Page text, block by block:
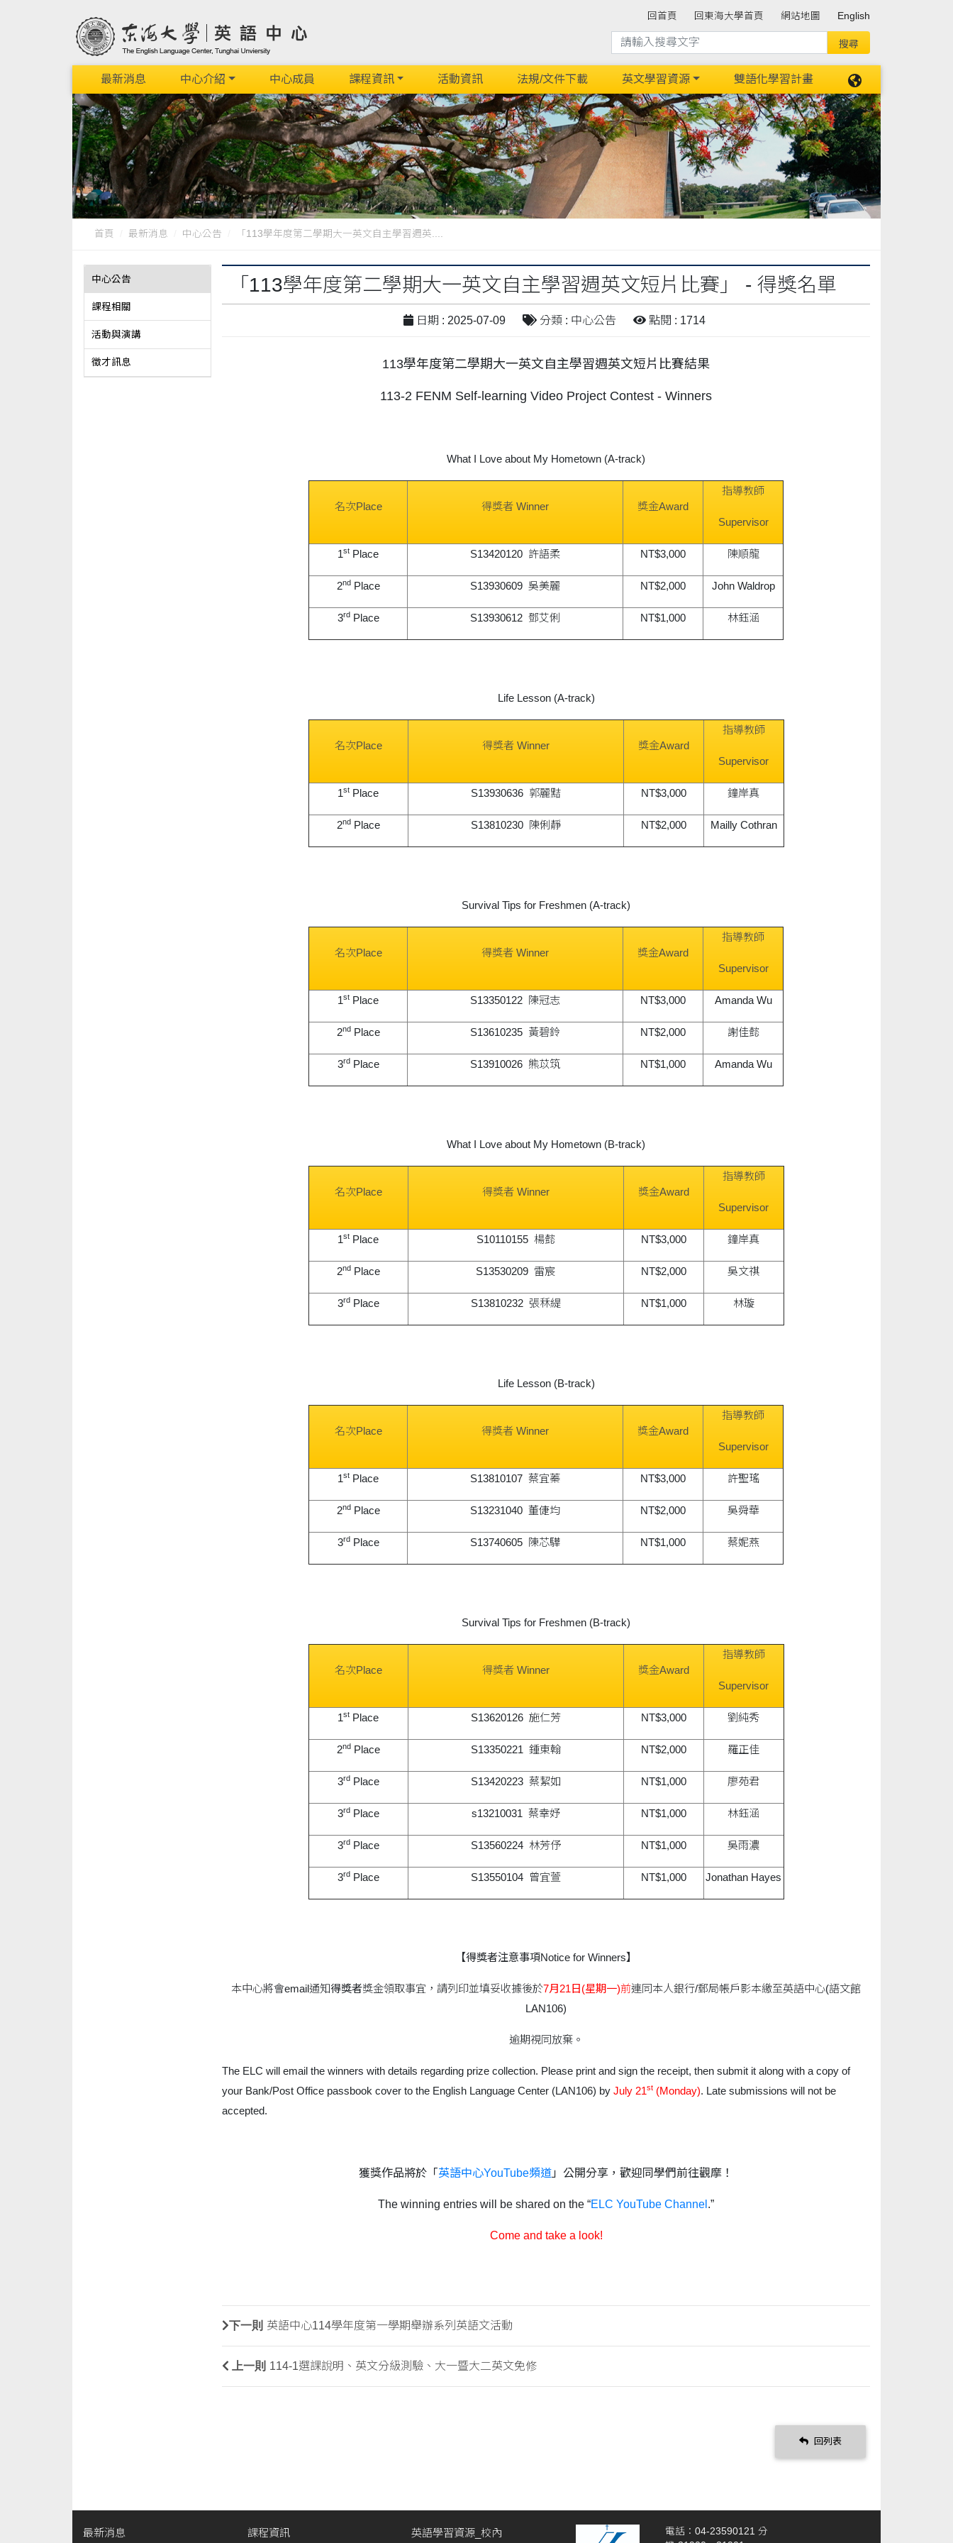
回首頁 回東海大學首頁 網站地圖 English
最新消息 中心介紹 中心成員 課程資訊 活動資訊 法規/文件下載 英文學習資源 雙語化學習計畫
首頁 最新消息 中心公告 「113學年度第二學期大一英文自主學習週英....
中心公告
課程相關
活動與演講
徵才訊息
「113學年度第二學期大一英文自主學習週英文短片比賽」 - 得獎名單
日期 : 2025-07-09 分類 : 中心公告 點閱 : 1714
113學年度第二學期大一英文自主學習週英文短片比賽結果
113-2 FENM Self-learning Video Project Contest - Winners
What I Love about My Hometown (A-track)
名次Place 得獎者 Winner 獎金Award
指導教師
Supervisor
1st Place S13420120 許語柔 NT$3,000 陳順龍
2ndPlace S13930609 吳美麗 NT$2,000 John Waldrop
3rdPlace S13930612 鄧艾俐 NT$1,000 林鈺涵
Life Lesson (A-track)
名次Place 得獎者 Winner 獎金Award
指導教師
Supervisor
1st Place S13930636 郭麗黠 NT$3,000 鐘岸真
2ndPlace S13810230 陳俐靜 NT$2,000 Mailly Cothran
Survival Tips for Freshmen (A-track)
名次Place 得獎者 Winner 獎金Award
指導教師
Supervisor
1st Place S13350122 陳冠志 NT$3,000 Amanda Wu
2ndPlace S13610235 黃碧鈴 NT$2,000 謝佳懿
3rdPlace S13910026 熊苡筑 NT$1,000 Amanda Wu
What I Love about My Hometown (B-track)
名次Place 得獎者 Winner 獎金Award
指導教師
Supervisor
1st Place S10110155 楊懿 NT$3,000 鐘岸真
2ndPlace S13530209 雷宸 NT$2,000 吳文祺
3rdPlace S13810232 張秝緹 NT$1,000 林璇
Life Lesson (B-track)
名次Place 得獎者 Winner 獎金Award
指導教師
Supervisor
1st Place S13810107 蔡宜蓁 NT$3,000 許聖瑤
2ndPlace S13231040 董倢均 NT$2,000 吳舜華
3rdPlace S13740605 陳芯驊 NT$1,000 蔡妮燕
Survival Tips for Freshmen (B-track)
名次Place 得獎者 Winner 獎金Award
指導教師
Supervisor
1st Place S13620126 施仁芳 NT$3,000 劉純秀
2ndPlace S13350221 鍾東翰 NT$2,000 羅正佳
3rdPlace S13420223 蔡絜如 NT$1,000 廖苑君
3rdPlace s13210031 蔡幸妤 NT$1,000 林鈺涵
3rdPlace S13560224 林芳伃 NT$1,000 吳雨濃
3rdPlace S13550104 曾宜萱 NT$1,000 Jonathan Hayes
【得獎者注意事項Notice for Winners】
本中心將會email通知得獎者獎金領取事宜，請列印並填妥收據後於7月 21 日 (星期一)前連同本人銀行/郵局帳戶影本繳至英語中心(語文館
LAN106)
逾期視同放棄。
The ELC will email the winners with details regarding prize collection. Please print and sign the receipt, then submit it along with a copy of
your Bank/Post Office passbook cover to the English Language Center (LAN106) by July 21st (Monday). Late submissions will not be
accepted.
獲獎作品將於「 英語中心YouTube頻道 」公開分享，歡迎同學們前往觀摩！
The winning entries will be shared on the “ELC YouTube Channel .”
Come and take a look!
下一則 英語中心114學年度第一學期舉辦系列英語文活動
上一則 114-1選課說明、英文分級測驗、大一暨大二英文免修
回列表
最新消息 課程資訊 英語學習資源_校內
電話：04-23590121 分